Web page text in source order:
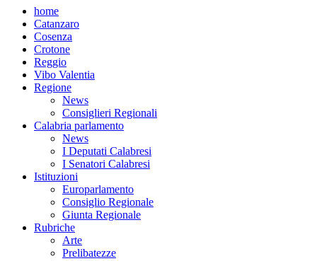
home
Catanzaro
Cosenza
Crotone
Reggio
Vibo Valentia
Regione
News
Consiglieri Regionali
Calabria parlamento
News
I Deputati Calabresi
I Senatori Calabresi
Istituzioni
Europarlamento
Consiglio Regionale
Giunta Regionale
Rubriche
Arte
Prelibatezze